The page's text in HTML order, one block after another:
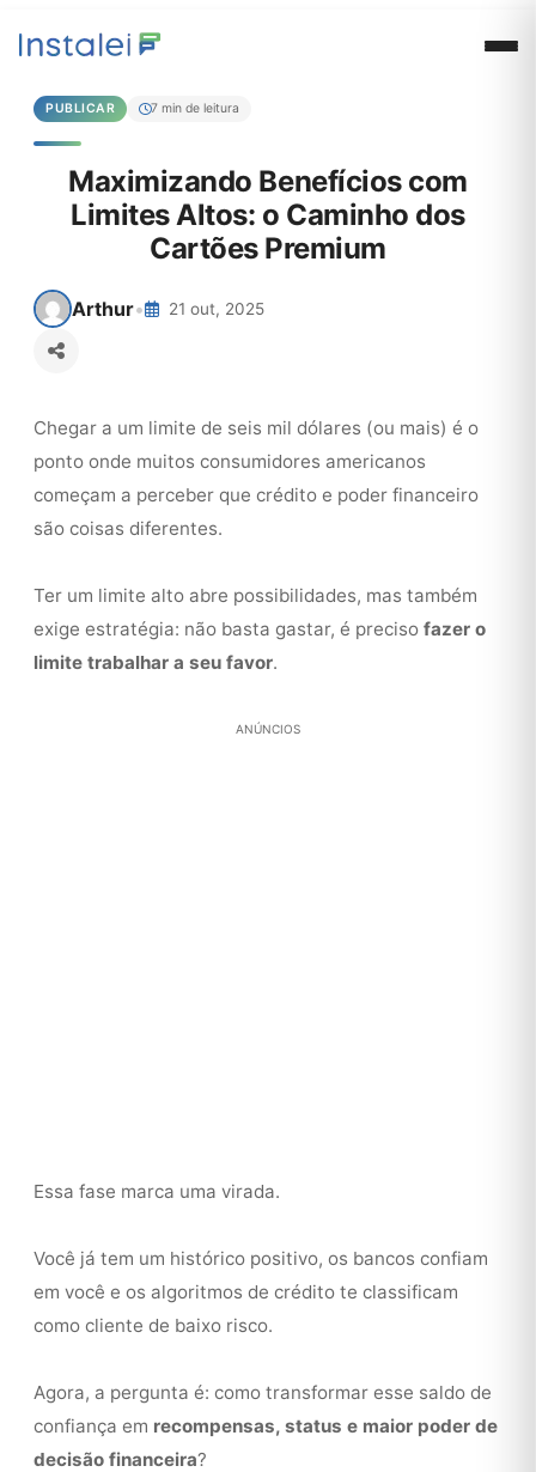
PUBLICAR 7 min de leitura
Maximizando Benefícios com
Limites Altos: o Caminho dos
Cartões Premium
Arthur• 21 out, 2025
Chegar a um limite de seis mil dólares (ou mais) é o
ponto onde muitos consumidores americanos
começam a perceber que crédito e poder financeiro
são coisas diferentes.
Ter um limite alto abre possibilidades, mas também
exige estratégia: não basta gastar, é preciso fazer o
limite trabalhar a seu favor.
ANÚNCIOS
Essa fase marca uma virada.
Você já tem um histórico positivo, os bancos confiam
em você e os algoritmos de crédito te classificam
como cliente de baixo risco.
Agora, a pergunta é: como transformar esse saldo de
confiança em recompensas, status e maior poder de
decisão financeira?